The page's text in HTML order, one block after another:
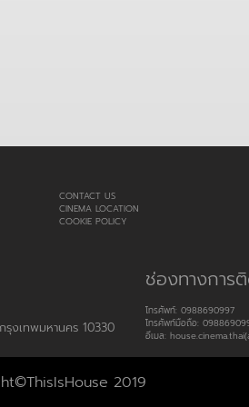
CONTACT US
CINEMA LOCATION
COOKIE POLICY
งเทพมหานคร 10330
ช่องทางการ
โทรศัพท์: 0988690997
โทรศัพท์มือถือ:
อีเมล:
2019